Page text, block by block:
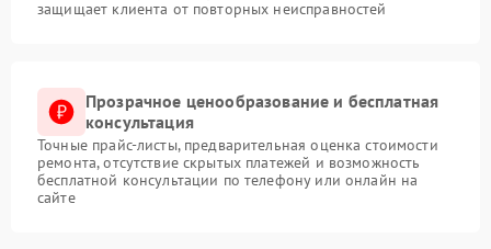
защищает клиента от повторных неисправностей
Прозрачное ценообразование и бесплатная
консультация
Точные прайс-листы, предварительная оценка стоимости
ремонта, отсутствие скрытых платежей и возможность
бесплатной консультации по телефону или онлайн на
сайте